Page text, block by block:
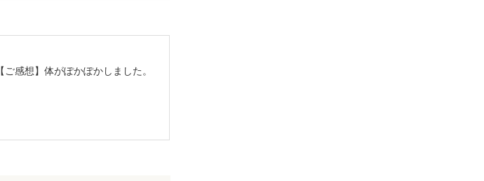
【ご感想】体がぽかぽかしました。